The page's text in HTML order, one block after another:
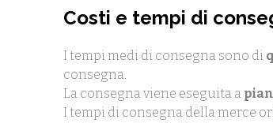
Costi e tempi di
I tempi medi di consegna sono di
consegna.
La consegna viene eseguita a
I tempi di consegna della merce